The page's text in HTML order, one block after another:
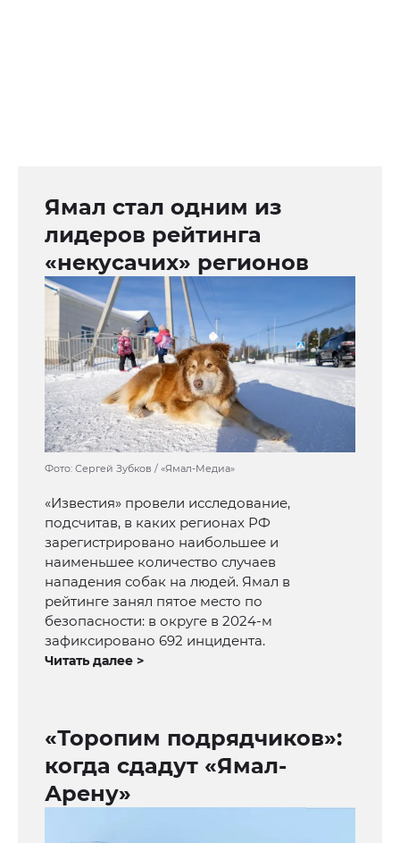
Ямал стал одним из
лидеров рейтинга
«некусачих» регионов
Фото: Сергей Зубков / «Ямал-Медиа»
«Известия» провели исследование,
подсчитав, в каких регионах РФ
зарегистрировано наибольшее и
наименьшее количество случаев
нападения собак на людей. Ямал в
рейтинге занял пятое место по
безопасности: в округе в 2024-м
зафиксировано 692 инцидента.
Читать далее >
«Торопим подрядчиков»:
когда сдадут «Ямал-
Арену»